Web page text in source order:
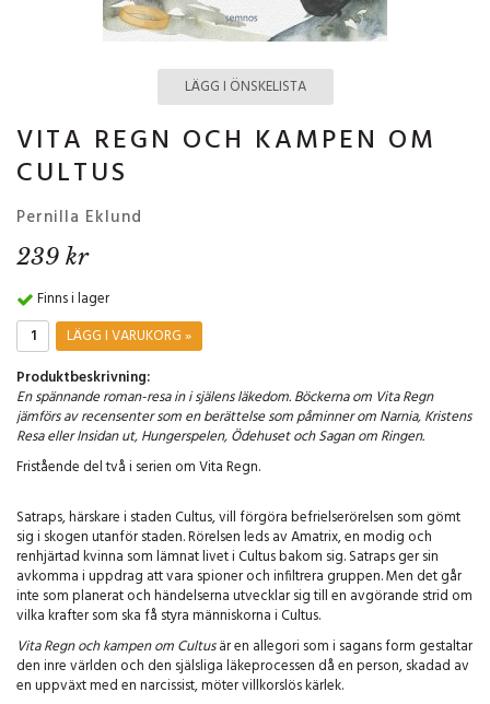
LÄGG I ÖNSKELISTA
VITA REGN OCH KAMPEN OM
CULTUS
Pernilla Eklund
239 kr
Finns i lager
LÄGG I VARUKORG »
Produktbeskrivning:
En spännande roman-resa in i själens läkedom. Böckerna om Vita Regn
jämförs av recensenter som en berättelse som påminner om Narnia, Kristens
Resa eller Insidan ut, Hungerspelen, Ödehuset och Sagan om Ringen.
Fristående del två i serien om Vita Regn.
Satraps, härskare i staden Cultus, vill förgöra befrielserörelsen som gömt
sig i skogen utanför staden. Rörelsen leds av Amatrix, en modig och
renhjärtad kvinna som lämnat livet i Cultus bakom sig. Satraps ger sin
avkomma i uppdrag att vara spioner och infiltrera gruppen. Men det går
inte som planerat och händelserna utvecklar sig till en avgörande strid om
vilka krafter som ska få styra människorna i Cultus.
Vita Regn och kampen om Cultusär en allegori som i sagans form gestaltar
den inre världen och den själsliga läkeprocessen då en person, skadad av
en uppväxt med en narcissist, möter villkorslös kärlek.